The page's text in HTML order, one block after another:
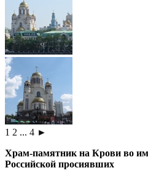
1 2 ... 4 ►
Храм-памятник на Крови во
Российской просиявших